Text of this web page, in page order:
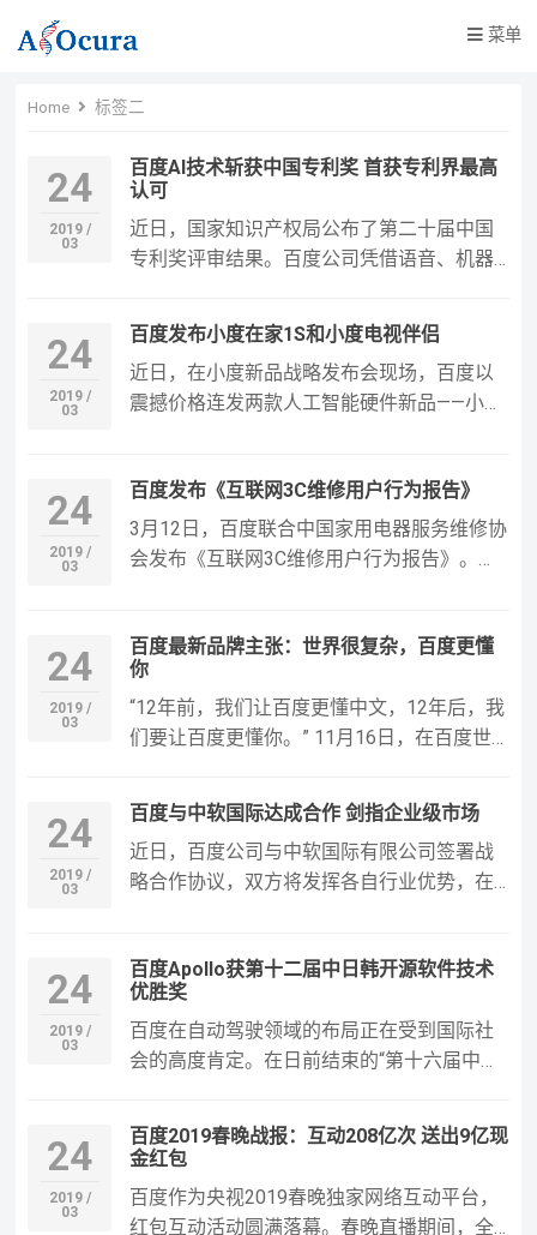
菜单
Home 标签二
24
2019 /
03
百度AI技术斩获中国专利奖 首获专利界最高
认可
近日，国家知识产权局公布了第二十届中国
专利奖评审结果。百度公司凭借语音、机器
人工智能技术领域至今为止在国内专利界获
得的最高级别政府奖项。这也意味着，人工
智能技术历经数年突飞猛进后，在新创性、
价值、实施程度、社会效益等方面逐渐迎来
24
2019 /
03
百度发布小度在家1S和小度电视伴侣
近日，在小度新品战略发布会现场，百度以
震撼价格连发两款人工智能硬件新品——小度
庭影院”，凭借出众的音质与视频播放能力，
全语音远场交互能力以及全面接入的小度人
工智能助手，让你彻底摆脱遥控器；而小度
24
2019 /
03
百度发布《互联网3C维修用户行为报告》
3月12日，百度联合中国家用电器服务维修协
会发布《互联网3C维修用户行为报告》。报
场潜力逐步释放，也催生出维修行业经营行
为不规范等诸多问题。对此，百度联合中国
家用电器服务维修协会加大AI打假和升级网
民权益保障力度，共建诚信…
24
2019 /
03
百度最新品牌主张：世界很复杂，百度更懂
你
“12年前，我们让百度更懂中文，12年后，我
们要让百度更懂你。” 11月16日，在百度世
中阐释了百度最新品牌主张：世界很复杂，
百度更懂你。他介绍道，智能便捷的家居场
景、丰富个性化的资讯提供、安全无忧的驾
驶出行……人工智能的技术与应用进展就是为
24
2019 /
03
百度与中软国际达成合作 剑指企业级市场
近日，百度公司与中软国际有限公司签署战
略合作协议，双方将发挥各自行业优势，在
能与软件信息服务领域的深入融合发展，共
同推动各行各业的智能化升级。百度总裁张
亚勤、中软国际董事长陈宇红等共同出席签
约仪式。 百度作为最早进入人工智能…
24
2019 /
03
百度Apollo获第十二届中日韩开源软件技术
优胜奖
百度在自动驾驶领域的布局正在受到国际社
会的高度肯定。在日前结束的“第十六届中日
进论坛”（简称中日韩会议）上，百度Apollo
被授予“中日韩开源软件技术优胜奖”。据了
奖项。 大会评审认为，Apollo项目标志着百
24
2019 /
03
百度2019春晚战报：互动208亿次 送出9亿现
金红包
百度作为央视2019春晚独家网络互动平台，
红包互动活动圆满落幕。春晚直播期间，全